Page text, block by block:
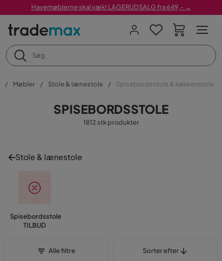
Havemøblerne skal væk! LAGERUDSALG fra 649,- →
Møbler Stole & lænestole Spisebordsstole & køkkenstole
SPISEBORDSSTOLE
1812 stk produkter
Stole & lænestole
Spisebordsstole
TILBUD
Alle filtre Sorter efter